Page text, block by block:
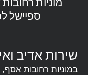
ספיישל
שירות אדיב
במוניות רחובות